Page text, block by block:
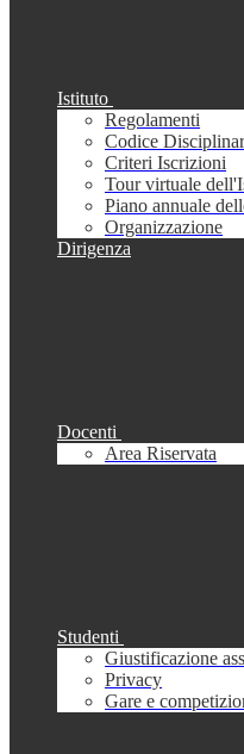
Istituto
Regolamenti
Codice
Criteri Iscrizioni
Tour virtuale
Piano annuale
Organizzazione
Dirigenza
Docenti
Area Riservata
Studenti
Giustificazione
Privacy
Gare e